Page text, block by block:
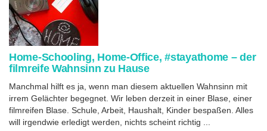
Home-Schooling, Home-Office, #stayathome – der
filmreife Wahnsinn zu Hause
Manchmal hilft es ja, wenn man diesem aktuellen Wahnsinn mit
irrem Gelächter begegnet. Wir leben derzeit in einer Blase, einer
filmreifen Blase. Schule, Arbeit, Haushalt, Kinder bespaßen. Alles
will irgendwie erledigt werden, nichts scheint richtig ...